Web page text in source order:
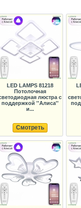
LED LAMPS 81218
Потолочная
люстра с
поддержкой ''Алиса''
и...
Смотреть